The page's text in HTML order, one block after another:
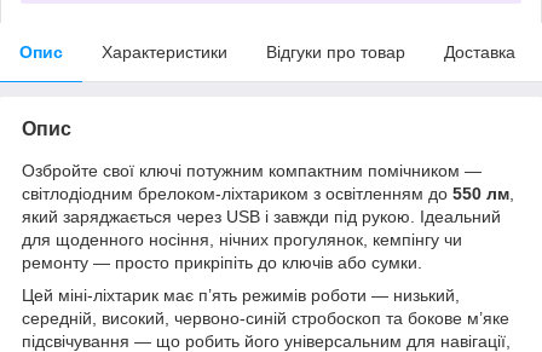
Опис Характеристики Відгуки про товар Доставка
Опис
Озбройте свої ключі потужним компактним помічником —
світлодіодним брелоком-ліхтариком з освітленням до 550 лм
який заряджається через USB і завжди під рукою. Ідеальний
для щоденного носіння, нічних прогулянок, кемпінгу чи
ремонту — просто прикріпіть до ключів або сумки.
Цей міні-ліхтарик має п’ять режимів роботи — низький,
середній, високий, червоно-синій стробоскоп та бокове м’яке
підсвічування — що робить його універсальним для навігації,